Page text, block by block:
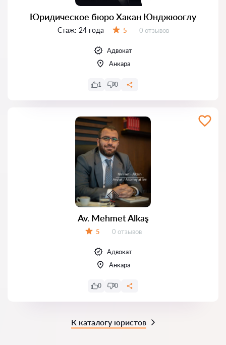
Юридическое бюро Хакан Юнджюоглу
Стаж: 24 года 5 Отзывов:
0 отзывов
Адвокат
Анкара
1 0
Av. Mehmet Alkaş
5 Отзывов:
0 отзывов
Адвокат
Анкара
0 0
К каталогу юристов